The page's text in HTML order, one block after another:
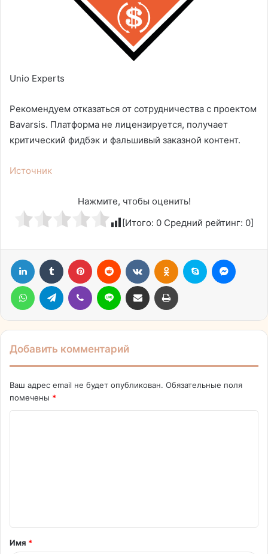
Unio Experts
Рекомендуем отказаться от сотрудничества с проектом
Bavarsis. Платформа не лицензируется, получает
критический фидбэк и фальшивый заказной контент.
Источник
Нажмите, чтобы оценить!
[Итого: 0 Средний рейтинг: 0]
LinkedIn Tumblr Pinterest Reddit ВконтактеОдноклассники
Skype
WhatsAppTelegram Viber Line Поделиться через электронную почту Печатать
Добавить комментарий
Ваш адрес email не будет опубликован. Обязательные поля
помечены *
т
а
Имя *